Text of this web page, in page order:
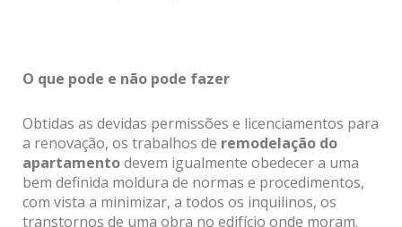
O que pode e não pode fazer
Obtidas as devidas permissões e licenciamentos para
a renovação, os trabalhos de remodelação do
apartamentodevem igualmente obedecer a uma
bem definida moldura de normas e procedimentos,
com vista a minimizar, a todos os inquilinos, os
transtornos de uma obra no edifício onde moram.